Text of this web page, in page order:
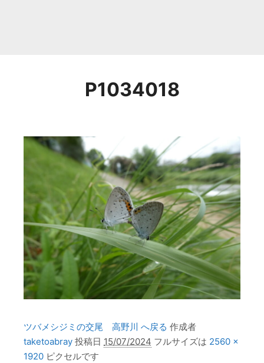
P1034018
ツバメシジミの交尾 高野川 へ戻る 作成者
taketoabray 投稿日 15/07/2024 フルサイズは 2560 ×
1920 ピクセルです